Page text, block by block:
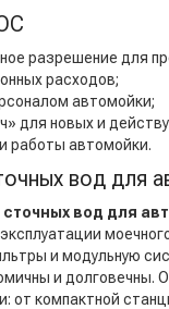
разрешение для
расходов;
автомойки;
для новых и
работы автомойки.
вод для
вод для
и модульную
и
от компактной